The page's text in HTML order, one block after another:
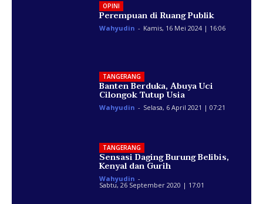
OPINI
Perempuan di Ruang Publik
Wahyudin - Kamis, 16 Mei 2024 | 16:06
TANGERANG
Banten Berduka, Abuya Uci
Cilongok Tutup Usia
Wahyudin - Selasa, 6 April 2021 | 07:21
TANGERANG
Sensasi Daging Burung Belibis,
Kenyal dan Gurih
Wahyudin -
Sabtu, 26 September 2020 | 17:01